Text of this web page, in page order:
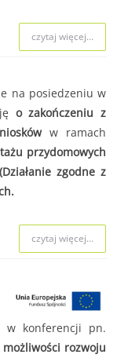
czytaj więcej...
na posiedzeniu w
o zakończeniu z
w ramach
przydomowych
zgodne z
czytaj więcej...
w konferencji pn.
rozwoju